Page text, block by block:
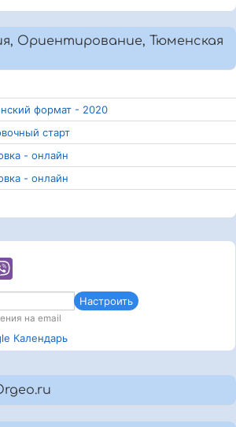
Ориентирование, Тюменская
формат - 2020
старт
- онлайн
- онлайн
Настроить
на email
Календарь